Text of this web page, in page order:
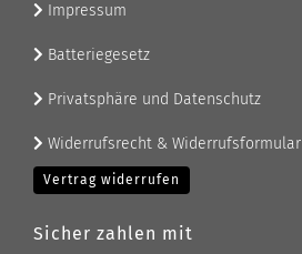
Impressum
Batteriegesetz
Privatsphäre und Datenschutz
Widerrufsrecht & Widerrufsformular
Vertrag widerrufen
Sicher zahlen mit